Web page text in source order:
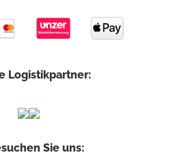
Logistikpartner:
Sie uns: